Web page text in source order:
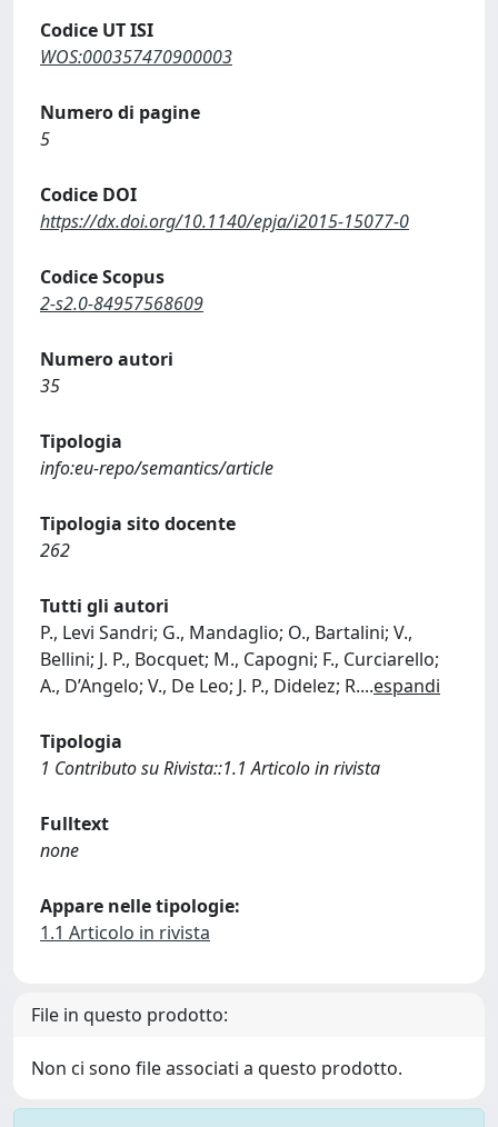
Codice UT ISI
WOS:000357470900003
Numero di pagine
5
Codice DOI
https://dx.doi.org/10.1140/epja/i2015-15077-0
Codice Scopus
2-s2.0-84957568609
Numero autori
35
Tipologia
info:eu-repo/semantics/article
Tipologia sito docente
262
Tutti gli autori
P., Levi Sandri; G., Mandaglio; O., Bartalini; V.,
Bellini; J. P., Bocquet; M., Capogni; F., Curciarello;
A., D’Angelo; V., De Leo; J. P., Didelez; R....espandi
Tipologia
1 Contributo su Rivista::1.1 Articolo in rivista
Fulltext
none
Appare nelle tipologie:
1.1 Articolo in rivista
File in questo prodotto:
Non ci sono file associati a questo prodotto.